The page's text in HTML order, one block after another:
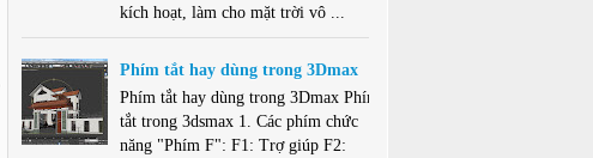
kích hoạt, làm cho mặt trời vô ...
Phím tắt hay dùng trong 3Dmax
Phím tắt hay dùng trong 3Dmax Phím
tắt trong 3dsmax 1. Các phím chức
năng "Phím F": F1: Trợ giúp F2: